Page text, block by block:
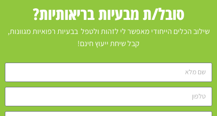
סובל/ת מבעיות בריאותיות?
שילוב הכלים הייחודי מאפשר לי לזהות ולטפל בבעיות רפואיות מגוונות,
קבל שיחת ייעוץ חינם!